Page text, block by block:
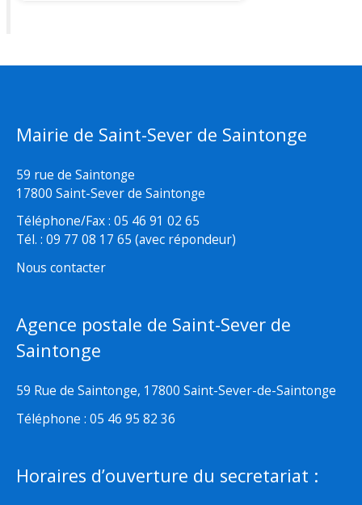
Mairie de Saint-Sever de Saintonge
59 rue de Saintonge
17800 Saint-Sever de Saintonge
Téléphone/Fax : 05 46 91 02 65
Tél. : 09 77 08 17 65 (avec répondeur)
Nous contacter
Agence postale de Saint-Sever de
Saintonge
59 Rue de Saintonge, 17800 Saint-Sever-de-Saintonge
Téléphone : 05 46 95 82 36
Horaires d’ouverture du secretariat :